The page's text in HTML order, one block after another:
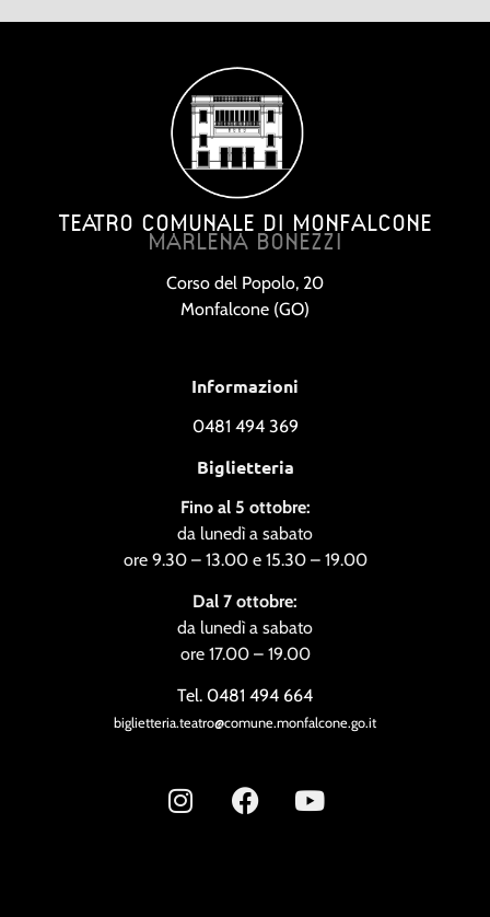
TEATRO COMUNALE DI MONFALCONE
MARLENA BONEZZI
Corso del Popolo, 20
Monfalcone (GO)
Informazioni
0481 494 369
Biglietteria
Fino al 5 ottobre:
da lunedì a sabato
ore 9.30 – 13.00 e 15.30 – 19.00
Dal 7 ottobre:
da lunedì a sabato
ore 17.00 – 19.00
Tel. 0481 494 664
biglietteria.teatro@comune.monfalcone.go.it